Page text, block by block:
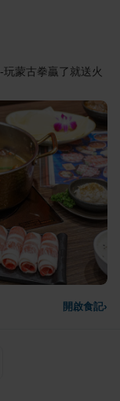
蒙古拳贏了就送火
開啟食記›